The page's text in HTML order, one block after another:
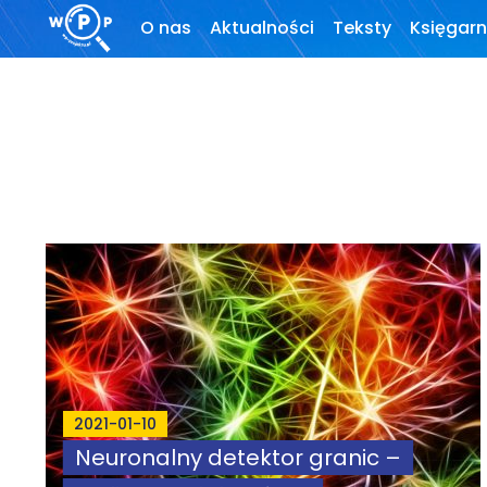
O nas Aktualności Teksty
Wywiady
Wybór tekstów
Dla autorów
Darmowy
ebook
Linki
2021-01-10
Neuronalny detektor granic –